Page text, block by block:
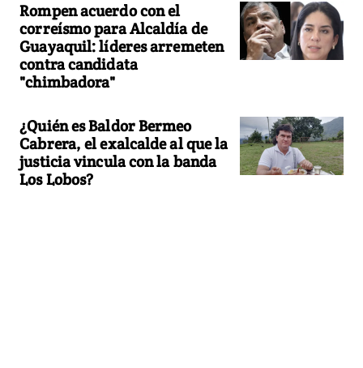
Rompen acuerdo con el
correísmo para Alcaldía de
Guayaquil: líderes arremeten
contra candidata
"chimbadora"
¿Quién es Baldor Bermeo
Cabrera, el exalcalde al que la
justicia vincula con la banda
Los Lobos?